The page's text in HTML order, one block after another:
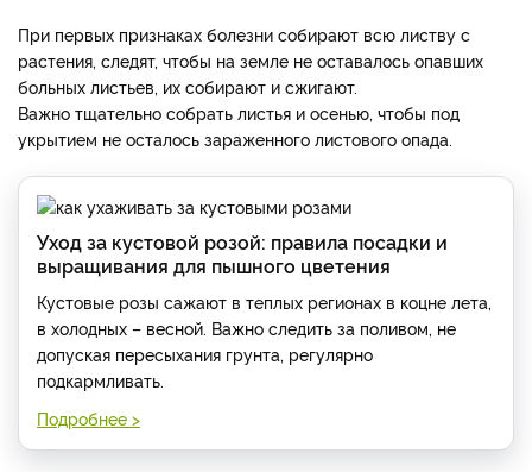
При первых признаках болезни собирают всю листву с
растения, следят, чтобы на земле не оставалось опавших
больных листьев, их собирают и сжигают.
Важно тщательно собрать листья и осенью, чтобы под
укрытием не осталось зараженного листового опада.
Уход за кустовой розой: правила посадки и
выращивания для пышного цветения
Кустовые розы сажают в теплых регионах в коцне лета,
в холодных – весной. Важно следить за поливом, не
допуская пересыхания грунта, регулярно
подкармливать.
Подробнее >